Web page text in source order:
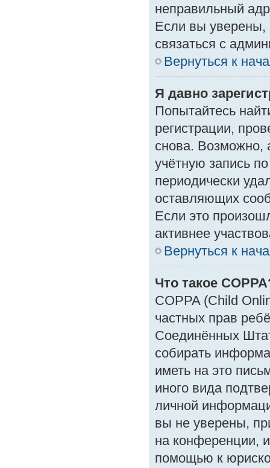
неправильный
Если вы уверены,
связаться с
Вернуться к
Я давно
Попытайтесь
регистрации,
снова. Возможно,
учётную запись
периодически
оставляющих
Если это
активнее
Вернуться к
Что такое
COPPA (Child
частных прав
Соединённых
собирать
иметь на это
иного вида
личной
вы не уверены,
на конференции,
помощью к